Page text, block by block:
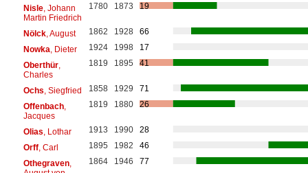
Nisle, Johann
Martin Friedrich
1780 1873 19
Nölck, August 1862 1928
66
Nowka , Dieter 1924 1998
17
Oberthür,
Charles
1819 1895 41
Ochs , Siegfried 1858 1929
71
Offenbach,
Jacques
1819 1880 26
Olias , Lothar 1913 1990
28
Orff, Carl 1895 1982
46
Othegraven,
1864 1946 77